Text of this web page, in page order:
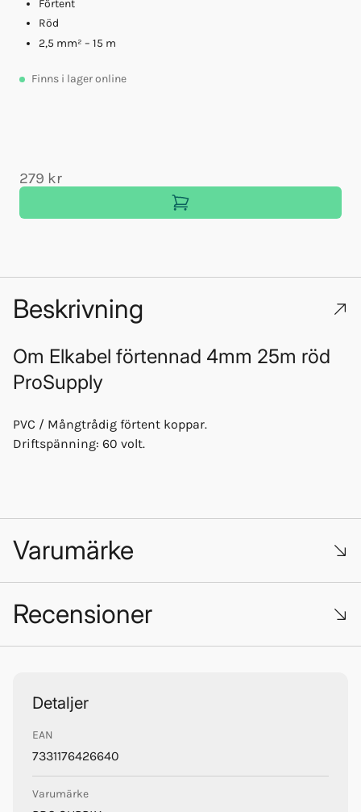
Förtent
Röd
2,5 mm² – 15 m
Finns i lager online
279 kr
Beskrivning
Om Elkabel förtennad 4mm 25m röd
ProSupply
PVC / Mångtrådig förtent koppar.
Driftspänning: 60 volt.
Varumärke
Pro Supply
Recensioner
Detaljer
EAN
7331176426640
Varumärke